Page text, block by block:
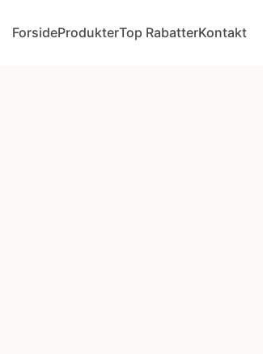
ForsideProdukterTop RabatterKontakt